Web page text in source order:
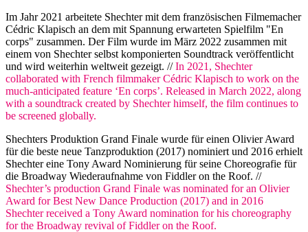
Im Jahr 2021 arbeitete Shechter mit dem französischen Filmemacher
Cédric Klapisch an dem mit Spannung erwarteten Spielfilm "En
corps" zusammen. Der Film wurde im März 2022 zusammen mit
einem von Shechter selbst komponierten Soundtrack veröffentlicht
und wird weiterhin weltweit gezeigt. //In 2021, Shechter
collaborated with French filmmaker Cédric Klapisch to work on the
much-anticipated feature ‘En corps’. Released in March 2022, along
with a soundtrack created by Shechter himself, the film continues to
be screened globally.
Shechters Produktion Grand Finale wurde für einen Olivier Award
für die beste neue Tanzproduktion (2017) nominiert und 2016 erhielt
Shechter eine Tony Award Nominierung für seine Choreografie für
die Broadway Wiederaufnahme von Fiddler on the Roof. //
Shechter’s production Grand Finale was nominated for an Olivier
Award for Best New Dance Production (2017) and in 2016
Shechter received a Tony Award nomination for his choreography
for the Broadway revival of Fiddler on the Roof.